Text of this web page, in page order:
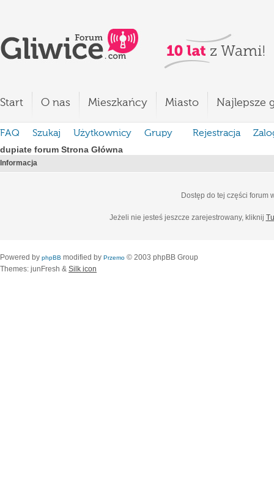
Start O nas Mieszkańcy Miasto Najlepsze
FAQ Szukaj Użytkownicy Grupy Rejestracja
dupiate forum Strona Główna
Informacja
Dostęp do tej części forum
Jeżeli nie jesteś jeszcze zarejestrowany, kliknij
Powered by phpBB modified by Przemo © 2003 phpBB Group
Themes: junFresh & Silk icon